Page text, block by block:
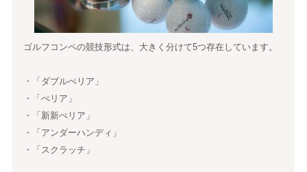
ゴルフコンペの競技形式は、大きく分けて5つ存在しています。
・「ダブルぺリア」
・「ぺリア」
・「新新ぺリア」
・「アンダーハンディ」
・「スクラッチ」